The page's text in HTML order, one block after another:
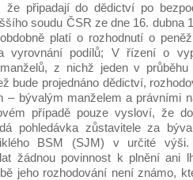
že připadají do dědictví po
soudu ČSR ze dne 16. dubna
platí o rozhodnutí o
vyrovnání podílů; V řízení o
z nichž jeden v
bude projednáno dědictví,
– bývalým manželem a právními
případě pouze vysloví, že
pohledávka zůstavitele za
BSM (SJM) v určité
žádnou povinnost k plnění ani
jeho rozhodování není známo,